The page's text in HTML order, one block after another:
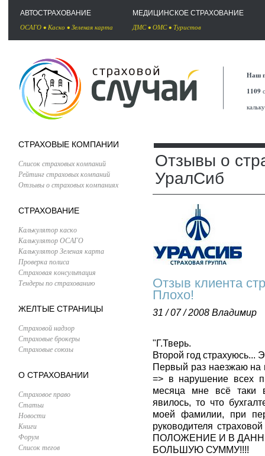
АВТОСТРАХОВАНИЕ
ОСАГО • Каско • Зеленая карта
МЕДИЦИНСКОЕ СТРАХОВАНИЕ
ДМС• ОМС• Туристов
Наш
1109
СТРАХОВЫЕ КОМПАНИИ
Список страховых компаний
Рейтинг страховых компаний
Отзывы о страховых компаниях
СТРАХОВАНИЕ
Калькулятор каско
Калькулятор ОСАГО
Калькулятор Зеленая карта
Проверка полиса
Страховая консультация
Тендеры по страхованию
ЖЕЛТЫЕ СТРАНИЦЫ
Страховой надзор
Страховые брокеры
Страховые союзы
О СТРАХОВАНИИ
Страховое право
Статьи
Новости
Книги
Форум
Список тегов
Отзывы о
УралСиб
Отзыв клиента
Плохо!
31 / 07 / 2008 Владимир
"Г.Тверь.
Второй год страхуюсь...
Первый раз наезжаю на
=> в нарушение всех
месяца мне всё таки
явилось, то что
моей фамилии, при
руководителя
ПОЛОЖЕНИЕ И В
БОЛЬШУЮ СУММУ!!!!